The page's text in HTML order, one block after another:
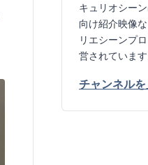
キュリオシー
向け紹介映像
リエシーンプ
営されています
チャンネル